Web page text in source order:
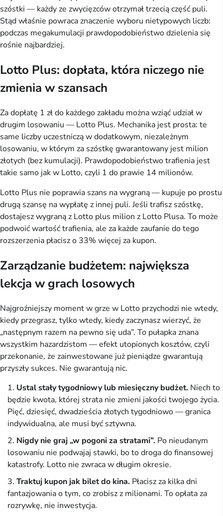
szóstki — każdy ze zwycięzców otrzymał trzecią część puli.
Stąd właśnie powraca znaczenie wyboru nietypowych liczb:
podczas megakumulacji prawdopodobieństwo dzielenia się
rośnie najbardziej.
Lotto Plus: dopłata, która niczego nie
zmienia w szansach
Za dopłatę 1 zł do każdego zakładu można wziąć udział w
drugim losowaniu — Lotto Plus. Mechanika jest prosta: te
same liczby uczestniczą w dodatkowym, niezależnym
losowaniu, w którym za szóstkę gwarantowany jest milion
złotych (bez kumulacji). Prawdopodobieństwo trafienia jest
takie samo jak w Lotto, czyli 1 do prawie 14 milionów.
Lotto Plus nie poprawia szans na wygraną — kupuje po prostu
drugą szansę na wypłatę z innej puli. Jeśli trafisz szóstkę,
dostajesz wygraną z Lotto plus milion z Lotto Plusa. To może
podwoić wartość trafienia, ale za każde zaufanie do tego
rozszerzenia płacisz o 33% więcej za kupon.
Zarządzanie budżetem: największa
lekcja w grach losowych
Najgroźniejszy moment w grze w Lotto przychodzi nie wtedy,
kiedy przegrasz, tylko wtedy, kiedy zaczynasz wierzyć, że
„następnym razem na pewno się uda”. To pułapka znana
wszystkim hazardzistom — efekt utopionych kosztów, czyli
przekonanie, że zainwestowane już pieniądze gwarantują
przyszły sukces. Nie gwarantują nic.
Ustal stały tygodniowy lub miesięczny budżet. Niech to
będzie kwota, której strata nie zmieni jakości twojego życia.
Pięć, dziesięć, dwadzieścia złotych tygodniowo — granica
indywidualna, ale musi być sztywna.
Nigdy nie graj „w pogoni za stratami”. Po nieudanym
losowaniu nie podwajaj stawki, bo to droga do finansowej
katastrofy. Lotto nie zwraca w długim okresie.
Traktuj kupon jak bilet do kina. Płacisz za kilka dni
fantazjowania o tym, co zrobisz z milionami. To opłata za
rozrywkę, nie inwestycja.